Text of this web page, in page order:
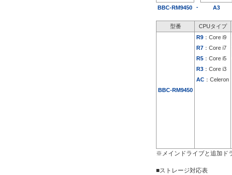
BBC-RM9450 - A3
型番 CPUタイプ
BBC-RM9450
R9 ：Core i9
R7 ：Core i7
R5 ：Core i5
R3 ：Core i3
AC ：Celeron
※メインドライブと追加ド
■ストレージ対応表